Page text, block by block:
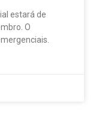
estará de
O